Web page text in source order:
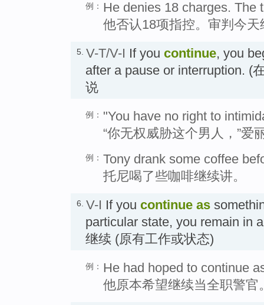
例： He denies 18 charges. The
他否认18项指控。审判今天
5. V-T/V-I If you continue, you
after a pause or interruption. (
说
例： "You have no right to
“你无权威胁这个男人，”爱
例： Tony drank some coffee
托尼喝了些咖啡继续讲。
6. V-I If you continue as
particular state, you remain in
继续 (原有工作或状态)
例： He had hoped to continue
他原本希望继续当全职警官